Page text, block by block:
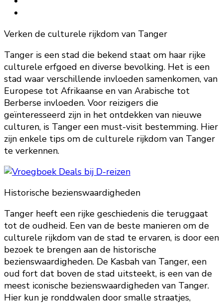
Verken de culturele rijkdom van Tanger
Tanger is een stad die bekend staat om haar rijke
culturele erfgoed en diverse bevolking. Het is een
stad waar verschillende invloeden samenkomen, van
Europese tot Afrikaanse en van Arabische tot
Berberse invloeden. Voor reizigers die
geïnteresseerd zijn in het ontdekken van nieuwe
culturen, is Tanger een must-visit bestemming. Hier
zijn enkele tips om de culturele rijkdom van Tanger
te verkennen.
Historische bezienswaardigheden
Tanger heeft een rijke geschiedenis die teruggaat
tot de oudheid. Een van de beste manieren om de
culturele rijkdom van de stad te ervaren, is door een
bezoek te brengen aan de historische
bezienswaardigheden. De Kasbah van Tanger, een
oud fort dat boven de stad uitsteekt, is een van de
meest iconische bezienswaardigheden van Tanger.
Hier kun je ronddwalen door smalle straatjes,